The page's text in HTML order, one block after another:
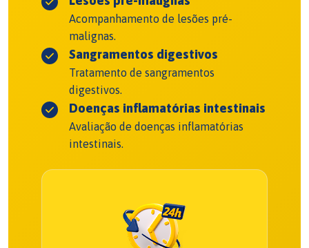
Acompanhamento de lesões pré-
malignas.
Sangramentos digestivos
Tratamento de sangramentos
digestivos.
Doenças inflamatórias intestinais
Avaliação de doenças inflamatórias
intestinais.